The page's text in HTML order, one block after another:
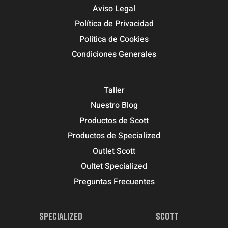
Aviso Legal
Política de Privacidad
Política de Cookies
Condiciones Generales
Taller
Nuestro Blog
Productos de Scott
Productos de Specialized
Outlet Scott
Oultet Specialized
Preguntas Frecuentes
SPECIALIZED SCOTT